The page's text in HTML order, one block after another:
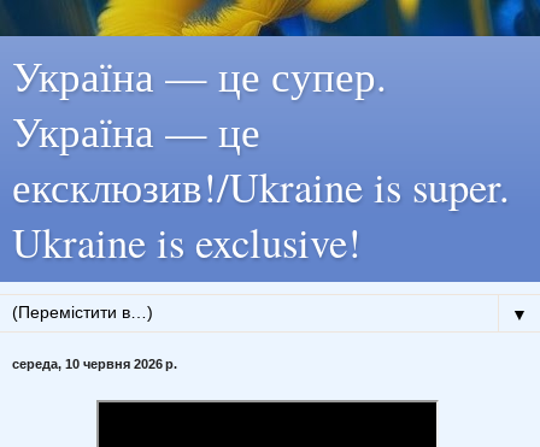
Україна — це супер.
Україна — це
ексклюзив!/Ukraine is super.
Ukraine is exclusive!
▼
середа, 10 червня 2026 р.